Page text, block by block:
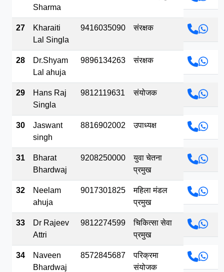
Sharma
27
Kharaiti
Lal Singla
9416035090 संरक्षक
28
Dr.Shyam
Lal ahuja
9896134263 संरक्षक
29
Hans Raj
Singla
9812119631 संयोजक
30
Jaswant
singh
8816902002 उपाध्यक्ष
31
Bharat
Bhardwaj
9208250000
युवा चेतना
प्रमुख
32
Neelam
ahuja
9017301825
महिला मंडल
प्रमुख
33
Dr Rajeev
Attri
9812274599
चिकित्सा सेवा
प्रमुख
34
Naveen
Bhardwaj
8572845687
परिक्रमा
संयोजक